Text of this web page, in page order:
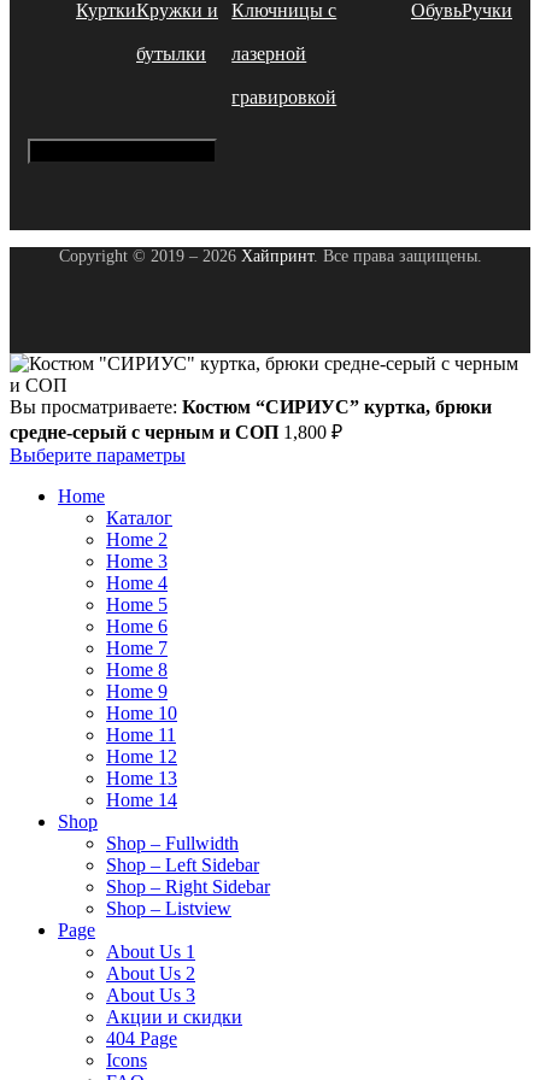
КурткиКружки и
бутылки
Ключницы с
лазерной
гравировкой
ОбувьРучки
Copyright © 2019 – 2026 Хайпринт. Все права защищены.
Вы просматриваете: Костюм “СИРИУС” куртка, брюки
средне-серый с черным и СОП 1,800 ₽
Выберите параметры
Home
Каталог
Home 2
Home 3
Home 4
Home 5
Home 6
Home 7
Home 8
Home 9
Home 10
Home 11
Home 12
Home 13
Home 14
Shop
Shop – Fullwidth
Shop – Left Sidebar
Shop – Right Sidebar
Shop – Listview
Page
About Us 1
About Us 2
About Us 3
Акции и скидки
404 Page
Icons